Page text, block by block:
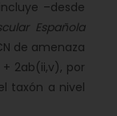
–desde
Española
de amenaza
+ 2ab(ii,v), por
taxón a nivel